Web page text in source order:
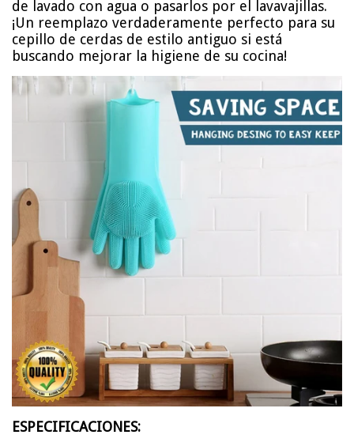
de lavado con agua o pasarlos por el lavavajillas.
¡Un reemplazo verdaderamente perfecto para su
cepillo de cerdas de estilo antiguo si está
buscando mejorar la higiene de su cocina!
ESPECIFICACIONES: